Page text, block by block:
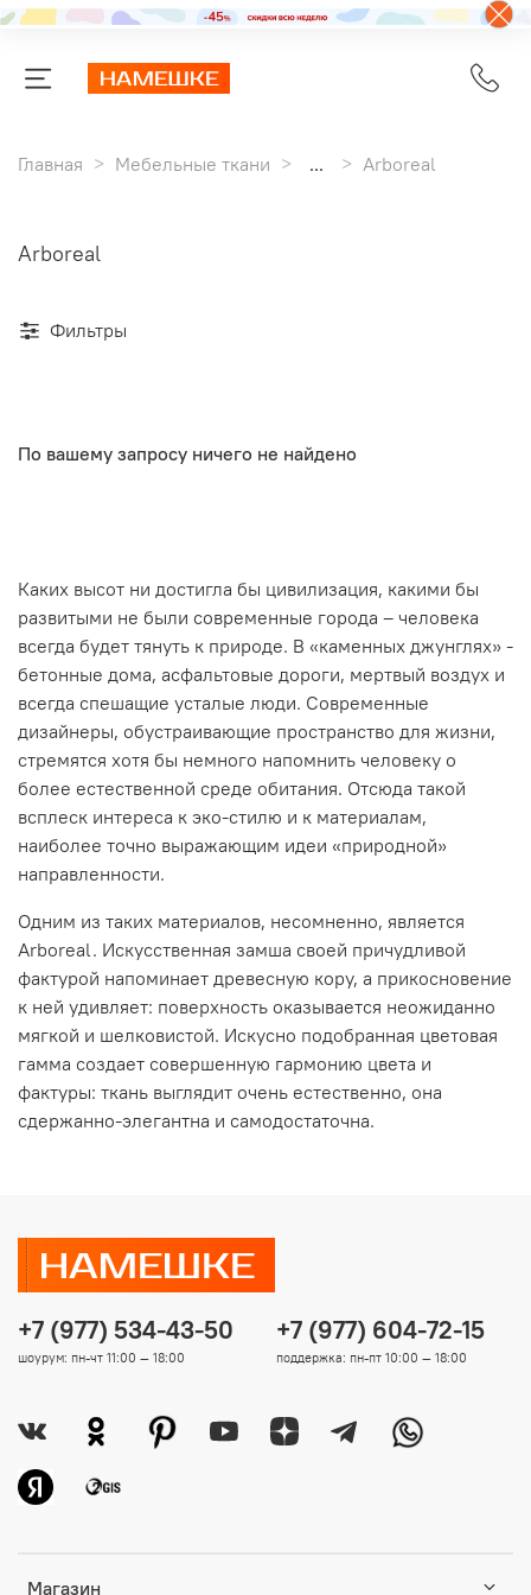
Главная Мебельные ткани ... Arboreal
Arboreal
Фильтры
По вашему запросу ничего не найдено
Каких высот ни достигла бы цивилизация, какими бы
развитыми не были современные города – человека
всегда будет тянуть к природе. В «каменных джунглях» -
бетонные дома, асфальтовые дороги, мертвый воздух и
всегда спешащие усталые люди. Современные
дизайнеры, обустраивающие пространство для жизни,
стремятся хотя бы немного напомнить человеку о
более естественной среде обитания. Отсюда такой
всплеск интереса к эко-стилю и к материалам,
наиболее точно выражающим идеи «природной»
направленности.
Одним из таких материалов, несомненно, является
Arboreal. Искусственная замша своей причудливой
фактурой напоминает древесную кору, а прикосновение
к ней удивляет: поверхность оказывается неожиданно
мягкой и шелковистой. Искусно подобранная цветовая
гамма создает совершенную гармонию цвета и
фактуры: ткань выглядит очень естественно, она
сдержанно-элегантна и самодостаточна.
Магазин
+7 (977) 534-43-50
шоурум: пн-чт 11:00 — 18:00
+7 (977) 604-72-15
поддержка: пн-пт 10:00 — 18:00